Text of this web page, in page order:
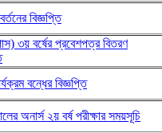
বিজ্ঞপ্তি
৩য় বর্ষের প্রবেশপত্র বিতরণ
বন্ধের বিজ্ঞপ্তি
অনার্স ২য় বর্ষ পরীক্ষার সময়সূচি